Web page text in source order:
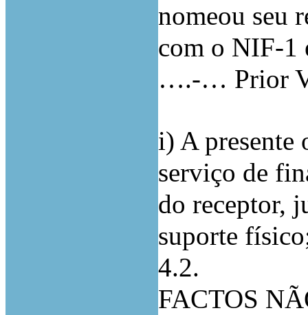
nomeou seu
com o NIF-
….-… Prior
i) A presente
serviço de
do receptor,
suporte
4.2.
FACTOS